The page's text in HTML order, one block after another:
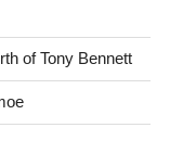
of Tony Bennett